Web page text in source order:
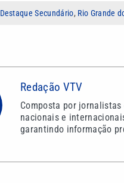
Destaque Secundário, Rio Grande
Redação VTV
Composta por
nacionais e
garantindo informação